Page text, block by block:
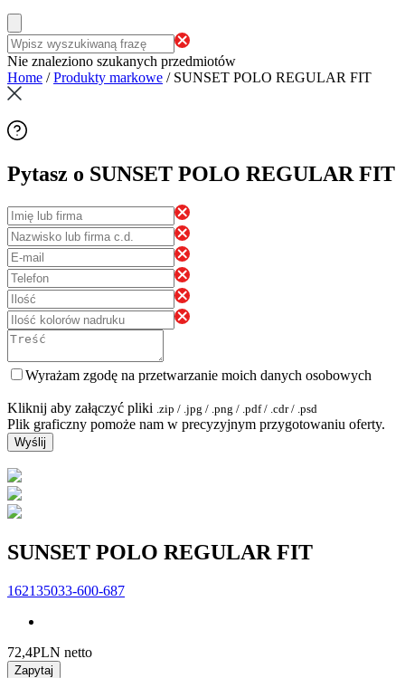
Nie znaleziono szukanych przedmiotów
Home /Produkty markowe / SUNSET POLO REGULAR FIT
Pytasz o SUNSET POLO REGULAR FIT
Wyrażam zgodę na przetwarzanie moich danych osobowych
Kliknij aby załączyć pliki .zip / .jpg / .png / .pdf / .cdr / .psd
Plik graficzny pomoże nam w precyzyjnym przygotowaniu oferty.
Wyślij
SUNSET POLO REGULAR FIT
162135033-600-687
72,4PLN netto
Zapytaj